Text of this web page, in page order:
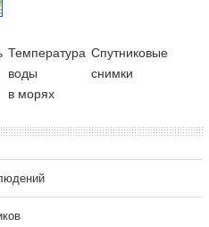
Температура
воды
в морях
Cпутниковые
снимки